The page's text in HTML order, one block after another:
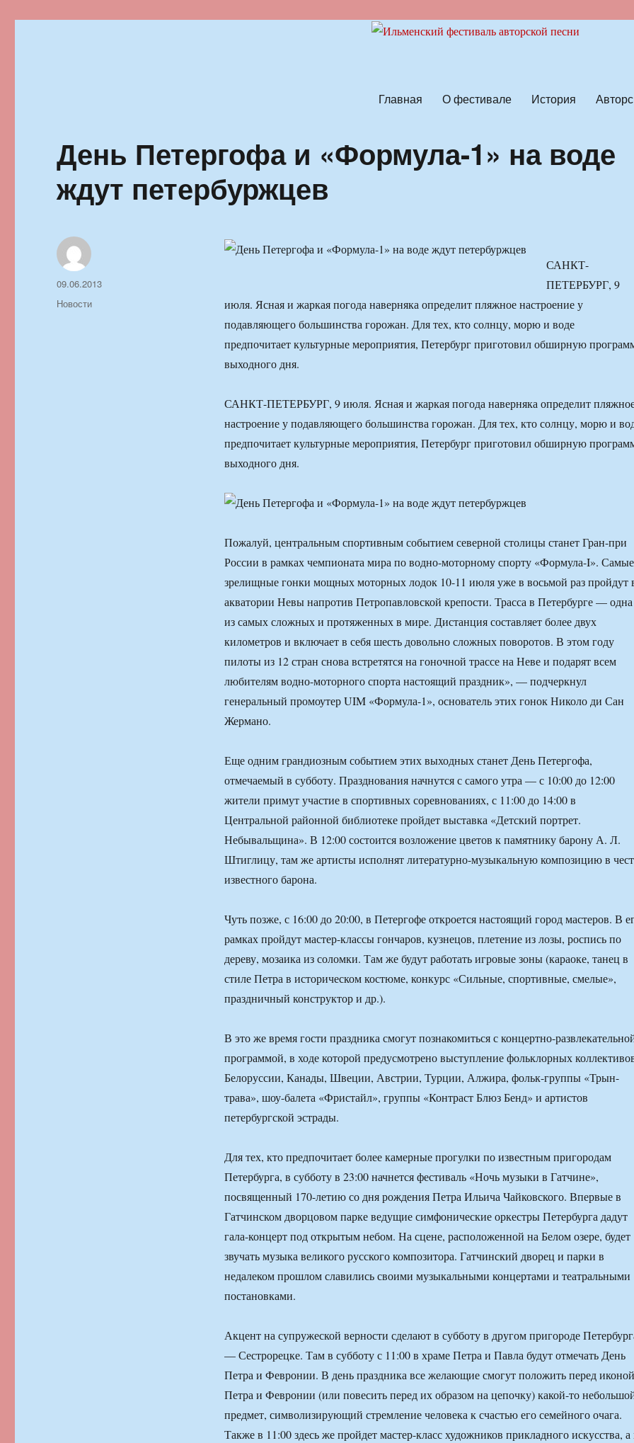
Главная О фестивале История
День Петергофа и «Формула-1» на воде
ждут петербуржцев
САНКТ-
ПЕТЕРБУРГ, 9
июля. Ясная и жаркая погода наверняка определит пляжное настроение у
подавляющего большинства горожан. Для тех, кто солнцу, морю и воде
предпочитает культурные мероприятия, Петербург приготовил обширную
выходного дня.
САНКТ-ПЕТЕРБУРГ, 9 июля. Ясная и жаркая погода наверняка определит
настроение у подавляющего большинства горожан. Для тех, кто солнцу, морю и
предпочитает культурные мероприятия, Петербург приготовил обширную
выходного дня.
Пожалуй, центральным спортивным событием северной столицы станет Гран-при
России в рамках чемпионата мира по водно-моторному спорту «Формула-I». Самые
зрелищные гонки мощных моторных лодок 10-11 июля уже в восьмой раз пройдут
акватории Невы напротив Петропавловской крепости. Трасса в Петербурге — одна
из самых сложных и протяженных в мире. Дистанция составляет более двух
километров и включает в себя шесть довольно сложных поворотов. В этом году
пилоты из 12 стран снова встретятся на гоночной трассе на Неве и подарят всем
любителям водно-моторного спорта настоящий праздник», — подчеркнул
генеральный промоутер UIM «Формула-1», основатель этих гонок Николо ди Сан
Жермано.
Еще одним грандиозным событием этих выходных станет День Петергофа,
отмечаемый в субботу. Празднования начнутся с самого утра — с 10:00 до 12:00
жители примут участие в спортивных соревнованиях, с 11:00 до 14:00 в
Центральной районной библиотеке пройдет выставка «Детский портрет.
Небывальщина». В 12:00 состоится возложение цветов к памятнику барону А. Л.
Штиглицу, там же артисты исполнят литературно-музыкальную композицию в
известного барона.
Чуть позже, с 16:00 до 20:00, в Петергофе откроется настоящий город мастеров. В
рамках пройдут мастер-классы гончаров, кузнецов, плетение из лозы, роспись по
дереву, мозаика из соломки. Там же будут работать игровые зоны (караоке, танец в
стиле Петра в историческом костюме, конкурс «Сильные, спортивные, смелые»,
праздничный конструктор и др.).
В это же время гости праздника смогут познакомиться с концертно-
программой, в ходе которой предусмотрено выступление фольклорных
Белоруссии, Канады, Швеции, Австрии, Турции, Алжира, фольк-группы «Трын-
трава», шоу-балета «Фристайл», группы «Контраст Блюз Бенд» и артистов
петербургской эстрады.
Для тех, кто предпочитает более камерные прогулки по известным пригородам
Петербурга, в субботу в 23:00 начнется фестиваль «Ночь музыки в Гатчине»,
посвященный 170-летию со дня рождения Петра Ильича Чайковского. Впервые в
Гатчинском дворцовом парке ведущие симфонические оркестры Петербурга дадут
гала-концерт под открытым небом. На сцене, расположенной на Белом озере, будет
звучать музыка великого русского композитора. Гатчинский дворец и парки в
недалеком прошлом славились своими музыкальными концертами и театральными
постановками.
Акцент на супружеской верности сделают в субботу в другом пригороде
— Сестрорецке. Там в субботу с 11:00 в храме Петра и Павла будут отмечать День
Петра и Февронии. В день праздника все желающие смогут положить перед иконой
Петра и Февронии (или повесить перед их образом на цепочку) какой-то
предмет, символизирующий стремление человека к счастью его семейного очага.
Также в 11:00 здесь же пройдет мастер-класс художников прикладного искусства, а
Автор
Опубликовано
09.06.2013
Рубрики
Новости